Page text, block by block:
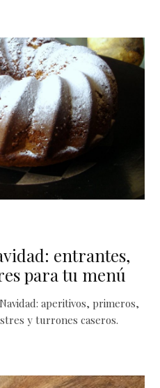
entrantes,
para tu menú
aperitivos, primeros,
y turrones caseros.